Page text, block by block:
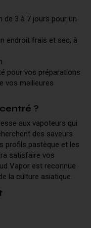
de 3 à 7 jours pour un
endroit frais et sec, à
pour vos préparations
vos meilleures
?
aux vapoteurs qui
des saveurs
profils pastèque et les
satisfaire vos
Vapor est reconnue
la culture asiatique.